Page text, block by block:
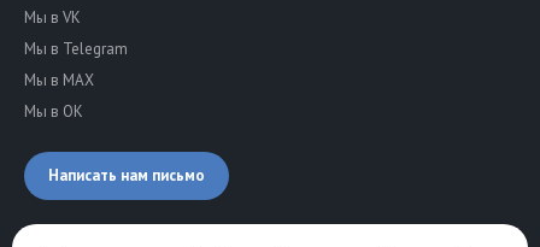
Мы в VK
Мы в Telegram
Мы в MAX
Мы в OK
Написать нам письмо